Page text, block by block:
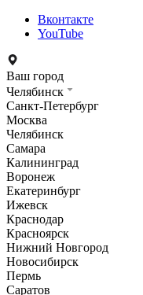
Вконтакте
YouTube
Ваш город
Челябинск
Санкт-Петербург
Москва
Челябинск
Самара
Калининград
Воронеж
Екатеринбург
Ижевск
Краснодар
Красноярск
Нижний Новгород
Новосибирск
Пермь
Саратов